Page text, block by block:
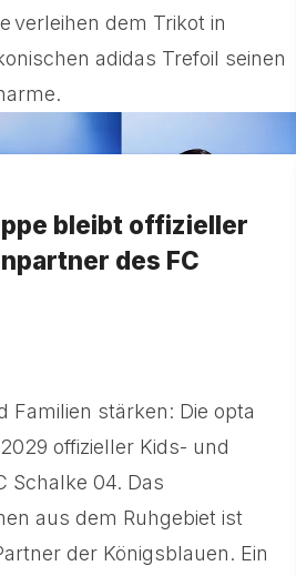
verleihen dem Trikot in
adidas Trefoil seinen
bleibt offizieller
des FC
Familien stärken: Die opta
offizieller Kids- und
Schalke 04. Das
aus dem Ruhgebiet ist
der Königsblauen. Ein